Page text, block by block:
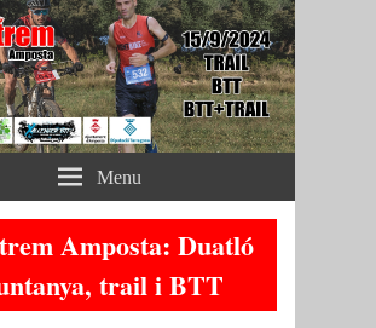
Amposta
(web oficial)
Menu
Amposta: Duatló
trail i BTT